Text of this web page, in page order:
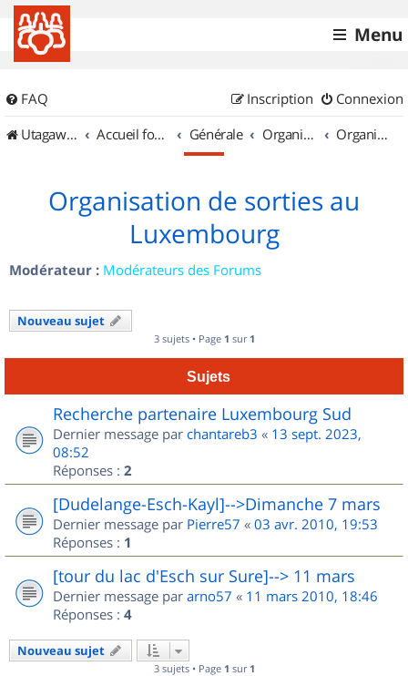
Menu
FAQ Connexion
Inscription
UtagawaVTT (Randos VTT et VTTAE avec traces GPS)
Accueil forum Générale Organisation de sorties & Recherche de partenaires Organisation de sorties au Luxembourg
Organisation de sorties au
Luxembourg
Modérateur : Modérateurs des Forums
Nouveau sujet
3 sujets • Page 1 sur 1
Sujets
Recherche partenaire Luxembourg Sud
Dernier message par chantareb3 « 13 sept. 2023,
08:52
Réponses : 2
[Dudelange-Esch-Kayl]-->Dimanche 7 mars
Dernier message par Pierre57 « 03 avr. 2010, 19:53
Réponses : 1
[tour du lac d'Esch sur Sure]--> 11 mars
Dernier message par arno57 « 11 mars 2010, 18:46
Réponses : 4
Nouveau sujet
3 sujets • Page 1 sur 1